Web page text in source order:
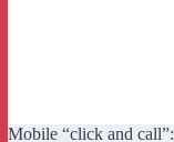
Mobile “click and call”: